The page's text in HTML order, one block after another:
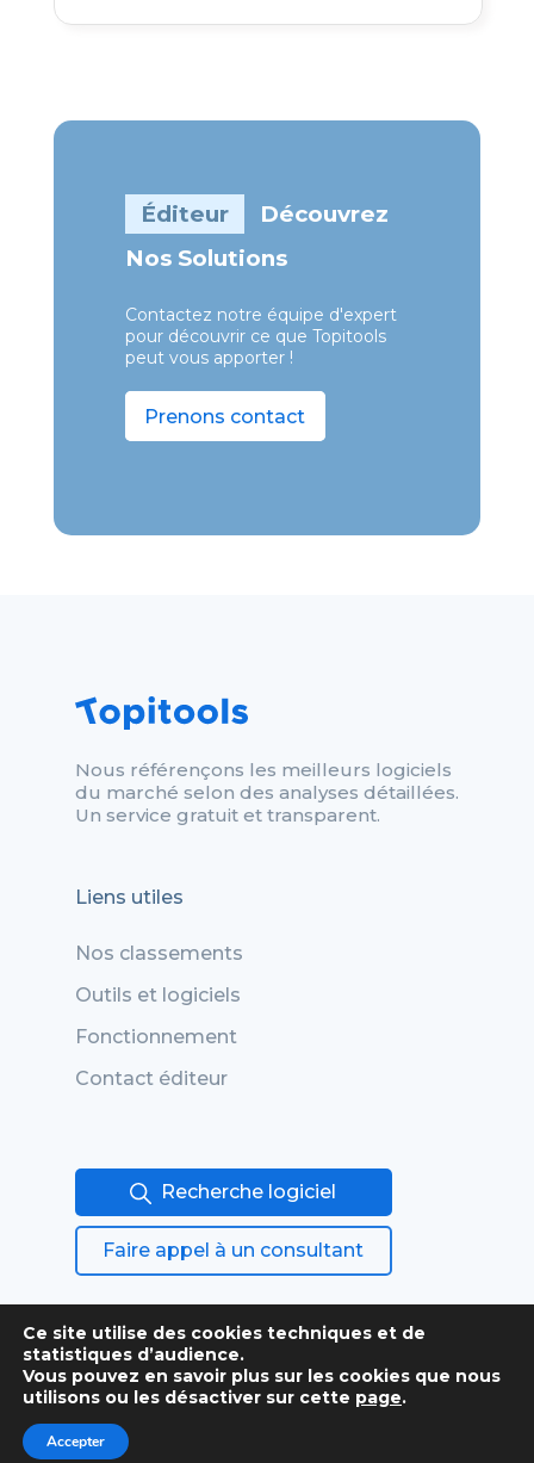
Éditeur
Découvrez
Nos Solutions
Contactez notre équipe d'expert
pour découvrir ce que Topitools
peut vous apporter !
Prenons contact
Nous référençons les meilleurs logiciels
du marché selon des analyses détaillées.
Un service gratuit et transparent.
Liens utiles
Nos classements
Outils et logiciels
Fonctionnement
Contact éditeur
Recherche logiciel
Faire appel à un consultant
Conditions générales
Mentions légales
Ce site utilise des cookies techniques et de
statistiques d’audience.
Vous pouvez en savoir plus sur les cookies que nous
utilisons ou les désactiver sur cette page.
Accepter